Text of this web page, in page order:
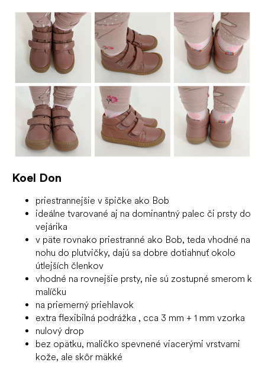
Koel Don
priestrannejšie v špičke ako Bob
ideálne tvarované aj na dominantný palec či prsty do
vejárika
v päte rovnako priestranné ako Bob, teda vhodné na
nohu do plutvičky, dajú sa dobre dotiahnuť okolo
útlejších členkov
vhodné na rovnejšie prsty, nie sú zostupné smerom k
malíčku
na priemerný priehlavok
extra flexibilná podrážka , cca 3 mm + 1 mm vzorka
nulový drop
bez opätku, maličko spevnené viacerými vrstvami
kože, ale skôr mäkké